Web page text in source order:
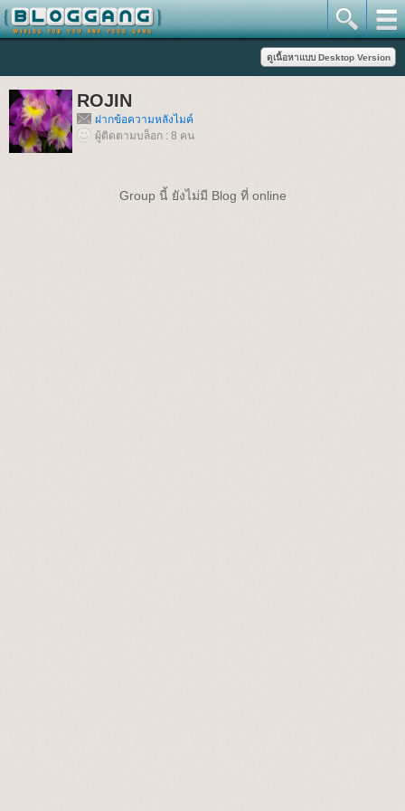
ROJIN
ฝากข้อความหลังไมค์
ผู้ติดตามบล็อก : 8 คน
Group นี้ ยังไม่มี Blog ที่ online